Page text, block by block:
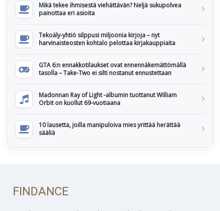
Mikä tekee ihmisestä viehättävän? Neljä sukupolvea
painottaa eri asioita
Tekoäly-yhtiö silppusi miljoonia kirjoja – nyt
harvinaisteosten kohtalo pelottaa kirjakauppiaita
GTA 6:n ennakkotilaukset ovat ennennäkemättömällä
tasolla – Take-Two ei silti nostanut ennustettaan
Madonnan Ray of Light -albumin tuottanut William
Orbit on kuollut 69-vuotiaana
10 lausetta, joilla manipuloiva mies yrittää herättää
sääliä
FINDANCE